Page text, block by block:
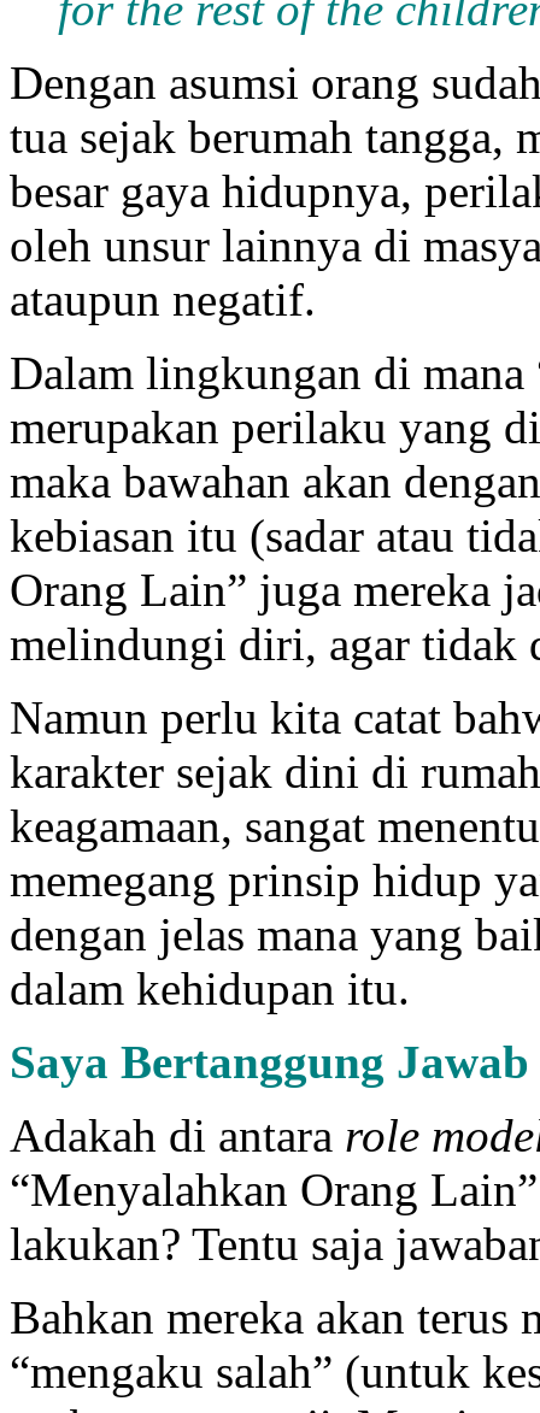
Dengan asumsi orang
tua sejak berumah tangga,
besar gaya hidupnya,
oleh unsur lainnya di
ataupun negatif.
Dalam lingkungan di
merupakan perilaku yang
maka bawahan akan
kebiasan itu (sadar atau
Orang Lain” juga mereka
melindungi diri, agar tidak
Namun perlu kita catat
karakter sejak dini di
keagamaan, sangat
memegang prinsip hidup
dengan jelas mana yang
dalam kehidupan itu.
Saya Bertanggung Jawab
Adakah di antara role
“Menyalahkan Orang
lakukan? Tentu saja
Bahkan mereka akan terus
“mengaku salah” (untuk